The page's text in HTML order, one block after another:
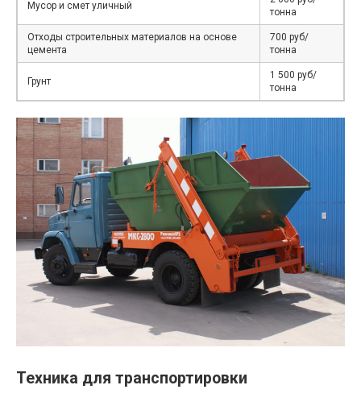
Мусор и смет уличный
тонна
Отходы строительных материалов на основе
цемента
700 руб/
тонна
Грунт
1 500 руб/
тонна
Техника для транспортировки